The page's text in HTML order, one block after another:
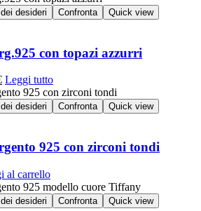
desideri Confronta Quick view
con topazi azzurri
Leggi tutto
desideri Confronta Quick view
925 con zirconi tondi
al carrello
desideri Confronta Quick view